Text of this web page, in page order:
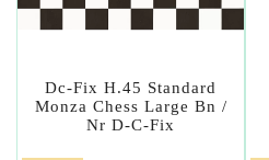
Dc-Fix H.45 Standard
Monza Chess Large Bn /
Nr D-C-Fix